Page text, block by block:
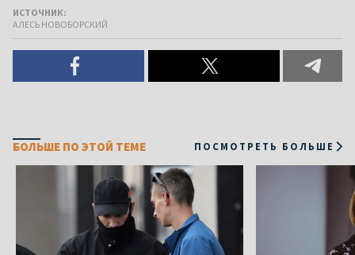
ИСТОЧНИК:
АЛЕСЬ НОВОБОРСКИЙ
БОЛЬШЕ ПО ЭТОЙ ТЕМЕ ПОСМОТРЕТЬ БОЛЬШЕ